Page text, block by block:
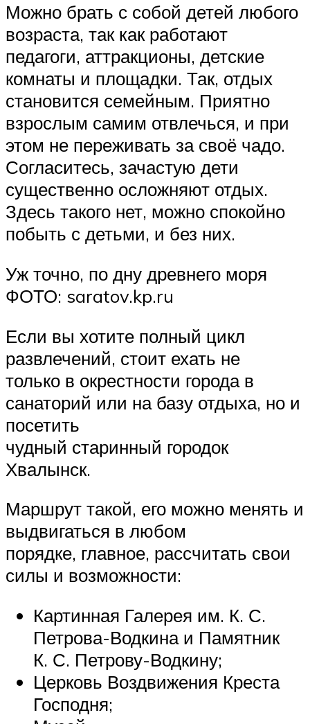
Можно брать с собой детей любого
возраста, так как работают
педагоги, аттракционы, детские
комнаты и площадки. Так, отдых
становится семейным. Приятно
взрослым самим отвлечься, и при
этом не переживать за своё чадо.
Согласитесь, зачастую дети
существенно осложняют отдых.
Здесь такого нет, можно спокойно
побыть с детьми, и без них.
Уж точно, по дну древнего моря
ФОТО: saratov.kp.ru
Если вы хотите полный цикл
развлечений, стоит ехать не
только в окрестности города в
санаторий или на базу отдыха, но и
посетить
чудный старинный городок
Хвалынск.
Маршрут такой, его можно менять и
выдвигаться в любом
порядке, главное, рассчитать свои
силы и возможности:
Картинная Галерея им. К. С.
Петрова-Водкина и Памятник
К. С. Петрову-Водкину;
Церковь Воздвижения Креста
Господня;